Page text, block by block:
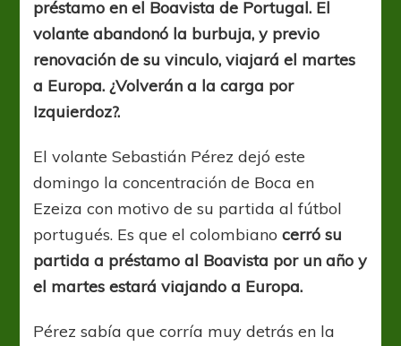
préstamo en el Boavista de Portugal. El
volante abandonó la burbuja, y previo
renovación de su vinculo, viajará el martes
a Europa. ¿Volverán a la carga por
Izquierdoz?.
El volante Sebastián Pérez dejó este
domingo la concentración de Boca en
Ezeiza con motivo de su partida al fútbol
portugués. Es que el colombianocerró su
partida a préstamo al Boavista por un año y
el martes estará viajando a Europa.
Pérez sabía que corría muy detrás en la